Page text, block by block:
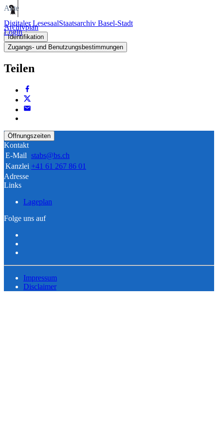
Digitaler LesesaalStaatsarchiv Basel-Stadt
Login
Akte
Archivplan
Identifikation
Zugangs- und Benutzungsbestimmungen
Teilen
Öffnungszeiten
Kontakt
E-Mail stabs@bs.ch
Kanzlei +41 61 267 86 01
Adresse
Links
Lageplan
Folge uns auf
Impressum
Disclaimer